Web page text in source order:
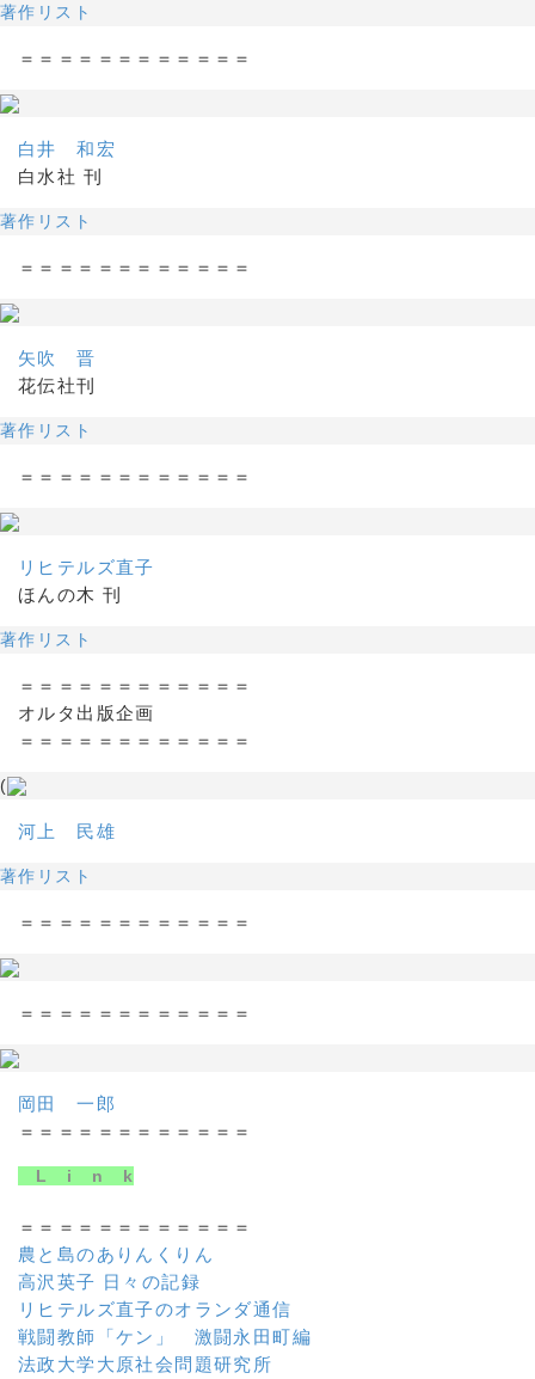
著作リスト
＝＝＝＝＝＝＝＝＝＝＝＝
白井 和宏
白水社 刊
著作リスト
＝＝＝＝＝＝＝＝＝＝＝＝
矢吹 晋
花伝社刊
著作リスト
＝＝＝＝＝＝＝＝＝＝＝＝
リヒテルズ直子
ほんの木 刊
著作リスト
＝＝＝＝＝＝＝＝＝＝＝＝
オルタ出版企画
＝＝＝＝＝＝＝＝＝＝＝＝
(
河上 民雄
著作リスト
＝＝＝＝＝＝＝＝＝＝＝＝
＝＝＝＝＝＝＝＝＝＝＝＝
岡田 一郎
＝＝＝＝＝＝＝＝＝＝＝＝
L i n k
＝＝＝＝＝＝＝＝＝＝＝＝
農と島のありんくりん
高沢英子 日々の記録
リヒテルズ直子のオランダ通信
戦闘教師「ケン」 激闘永田町編
法政大学大原社会問題研究所